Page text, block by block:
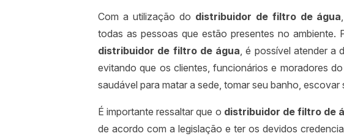
Com a utilização do distribuidor de filtro de água
todas as pessoas que estão presentes no ambiente.
distribuidor de filtro de água, é possível atender a
evitando que os clientes, funcionários e moradores
saudável para matar a sede, tomar seu banho,
É importante ressaltar que o distribuidor de filtro de
de acordo com a legislação e ter os devidos